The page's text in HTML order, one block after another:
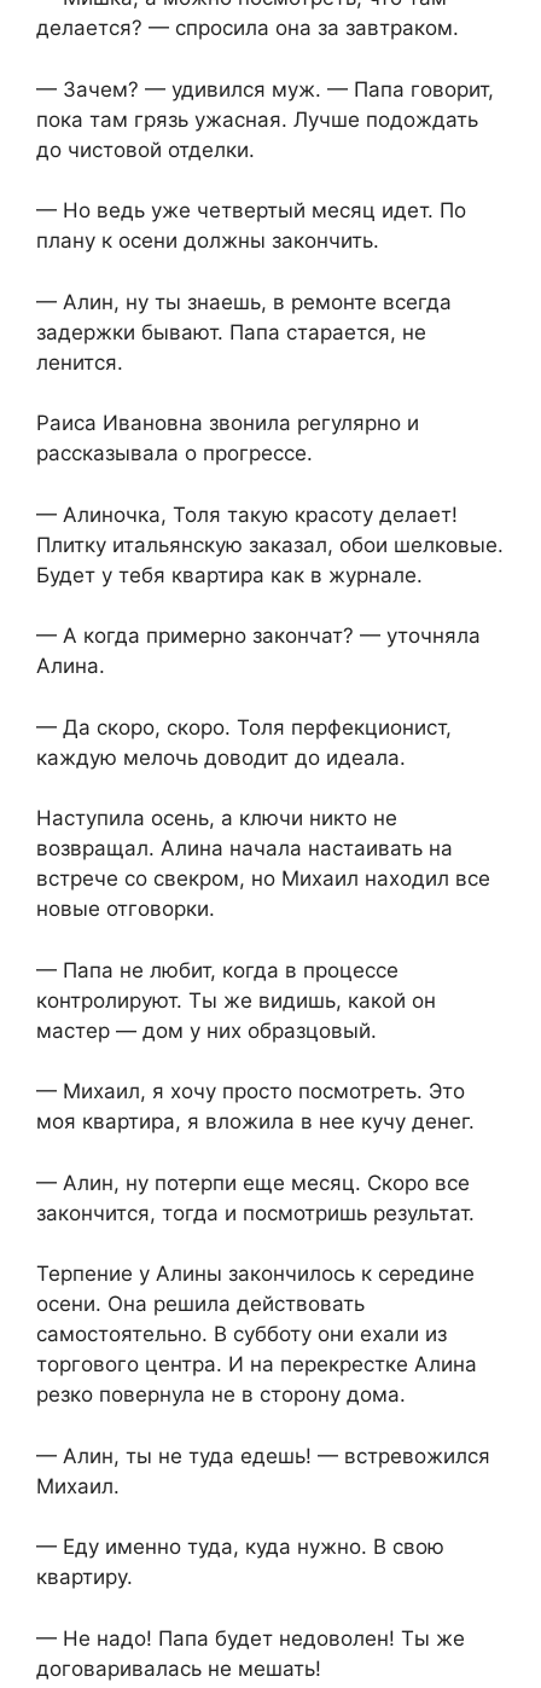
делается? — спросила она за завтраком.
— Зачем? — удивился муж. — Папа говорит,
пока там грязь ужасная. Лучше подождать
до чистовой отделки.
— Но ведь уже четвертый месяц идет. По
плану к осени должны закончить.
— Алин, ну ты знаешь, в ремонте всегда
задержки бывают. Папа старается, не
ленится.
Раиса Ивановна звонила регулярно и
рассказывала о прогрессе.
— Алиночка, Толя такую красоту делает!
Плитку итальянскую заказал, обои шелковые.
Будет у тебя квартира как в журнале.
— А когда примерно закончат? — уточняла
Алина.
— Да скоро, скоро. Толя перфекционист,
каждую мелочь доводит до идеала.
Наступила осень, а ключи никто не
возвращал. Алина начала настаивать на
встрече со свекром, но Михаил находил все
новые отговорки.
— Папа не любит, когда в процессе
контролируют. Ты же видишь, какой он
мастер — дом у них образцовый.
— Михаил, я хочу просто посмотреть. Это
моя квартира, я вложила в нее кучу денег.
— Алин, ну потерпи еще месяц. Скоро все
закончится, тогда и посмотришь результат.
Терпение у Алины закончилось к середине
осени. Она решила действовать
самостоятельно. В субботу они ехали из
торгового центра. И на перекрестке Алина
резко повернула не в сторону дома.
— Алин, ты не туда едешь! — встревожился
Михаил.
— Еду именно туда, куда нужно. В свою
квартиру.
— Не надо! Папа будет недоволен! Ты же
договаривалась не мешать!